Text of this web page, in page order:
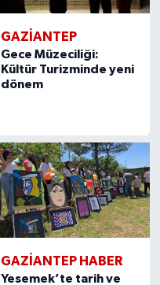
GAZIANTEP
Gece Müzeciliği:
Kültür Turizminde yeni
dönem
GAZIANTEP HABER
Yesemek’te tarih ve